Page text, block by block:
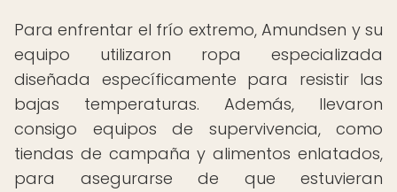
Para enfrentar el frío extremo, Amundsen y su
equipo utilizaron ropa especializada
diseñada específicamente para resistir las
bajas temperaturas. Además, llevaron
consigo equipos de supervivencia, como
tiendas de campaña y alimentos enlatados,
para asegurarse de que estuvieran